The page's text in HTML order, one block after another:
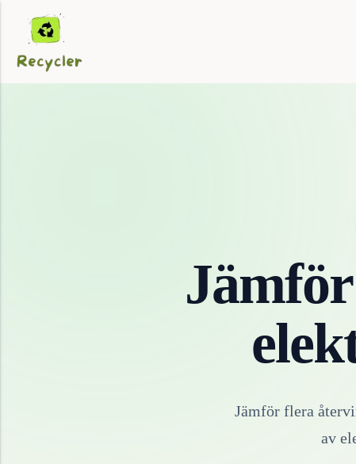
Jämför flera
av